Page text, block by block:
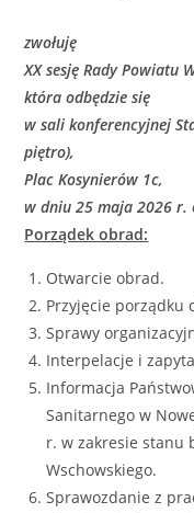
zwołuję
XX sesję Rady Powiatu
która odbędzie się
w sali konferencyjnej
piętro),
Plac Kosynierów 1c,
w dniu 25 maja 2026 r.
Porządek obrad:
Otwarcie obrad.
Przyjęcie porządku
Sprawy
Interpelacje i
Informacja
Sanitarnego w
r. w zakresie stanu
Wschowskiego.
Sprawozdanie z